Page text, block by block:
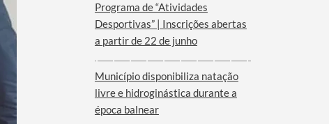
Programa de “Atividades
Desportivas” | Inscrições abertas
a partir de 22 de junho
Município disponibiliza natação
livre e hidroginástica durante a
época balnear